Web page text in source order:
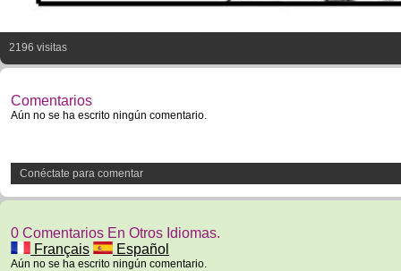
2196 visitas
Comentarios
Aún no se ha escrito ningún comentario.
Conéctate para comentar
0 Comentarios En Otros Idiomas.
Français
Español
Aún no se ha escrito ningún comentario.